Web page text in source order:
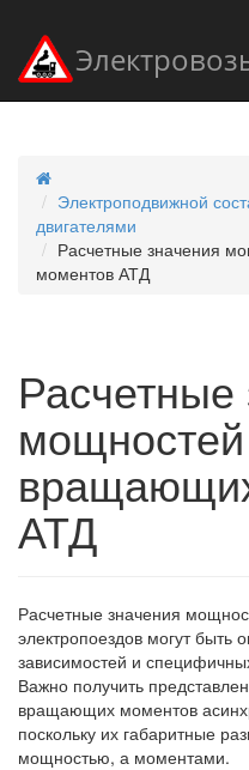
Электроподвижной
двигателями
Расчетные значения
моментов АТД
Расчетные
АТД
Расчетные значения
электропоездов могут
зависимостей и
Важно получить
вращающих моментов
поскольку их габаритные
мощностью, а моментами.